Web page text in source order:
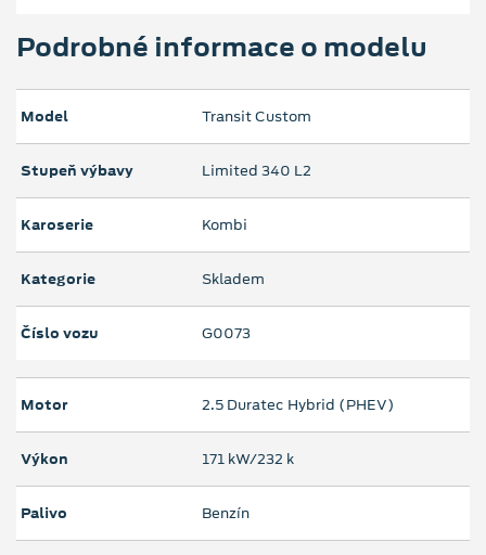
Podrobné informace o modelu
Model Transit Custom
Stupeň výbavy Limited 340 L2
Karoserie Kombi
Kategorie Skladem
Číslo vozu G0073
Motor 2.5 Duratec Hybrid (PHEV)
Výkon 171 kW/232 k
Palivo Benzín